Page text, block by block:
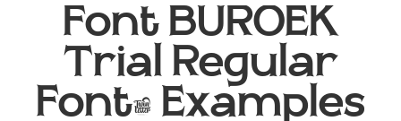
Font BUROEK
Trial Regular
Font. Examples